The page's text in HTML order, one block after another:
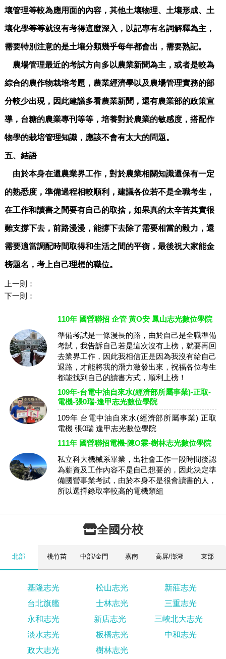
壤管理等較為應用面的內容，其他土壤物理、土壤形成、土
壤化學等等就沒有考得這麼深入，以記專有名詞解釋為主，
需要特別注意的是土壤分類幾乎每年都會出，需要熟記。
農場管理最近的考試方向多以農業新聞為主，或者是較為
綜合的農作物栽培考題，農業經濟學以及農場管理實務的部
分較少出現，因此建議多看農業新聞，還有農業部的政策宣
導，台糖的農業專刊等等，培養對於農業的敏感度，搭配作
物學的栽培管理知識，應該不會有太大的問題。
五、結語
由於本身在還農業界工作，對於農業相關知識還保有一定
的熟悉度，準備過程相較順利，建議各位若不是全職考生，
在工作和讀書之間要有自己的取捨，如果真的太辛苦其實很
難支撐下去，前路漫漫，能撐下去除了需要相當的毅力，還
需要適當調配時間取得和生活之間的平衡，最後祝大家能金
榜題名，考上自己理想的職位。
上一則：
下一則：
110年 國營聯招 企管 黃O安 鳳山志光數位學院
準備考試是一條漫長的路，由於自己是全職準備
考試，我告訴自己若是這次沒有上榜，就要再回
去業界工作，因此我相信正是因為我沒有給自己
退路，才能將我的潛力激發出來，祝福各位考生
都能找到自己的讀書方式，順利上榜！
109年-台電中油自來水(經濟部所屬事業)-正取-
電機-張0瑞-逢甲志光數位學院
109年 台電中油自來水(經濟部所屬事業) 正取
電機 張0瑞 逢甲志光數位學院
111年 國營聯招電機-陳O霖-樹林志光數位學院
私立科大機械系畢業，出社會工作一段時間後認
為薪資及工作內容不是自己想要的，因此決定準
備國營事業考試，由於本身不是很會讀書的人，
所以選擇錄取率較高的電機類組
全國分校
北部 桃竹苗 中部/金門 嘉南 高屏/澎湖 東部
基隆志光 松山志光
新莊志光
台北旗艦
士林志光
三重志光
永和志光
新店志光
三峽北大志光
淡水志光
板橋志光
中和志光
政大志光
樹林志光